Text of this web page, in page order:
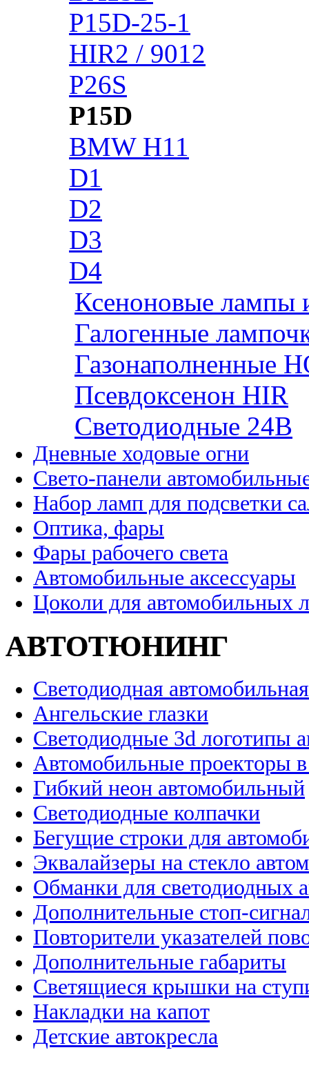
P15D-25-1
HIR2 / 9012
P26S
P15D
BMW H11
D1
D2
D3
D4
Ксеноновые лампы
Галогенные
Газонаполненные
Псевдоксенон HIR
Cветодиодные 24B
Дневные ходовые огни
Свето-панели
Набор ламп для подсветки
Оптика, фары
Фары рабочего света
Автомобильные аксессуары
Цоколи для автомобильных
АВТОТЮНИНГ
Светодиодная
Ангельские глазки
Светодиодные 3d логотипы
Автомобильные проекторы
Гибкий неон автомобильный
Светодиодные колпачки
Бегущие строки для
Эквалайзеры на стекло
Обманки для светодиодных
Дополнительные стоп-
Повторители указателей
Дополнительные габариты
Светящиеся крышки на
Накладки на капот
Детские автокресла